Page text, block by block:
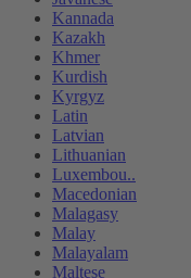
Kannada
Kazakh
Khmer
Kurdish
Kyrgyz
Latin
Latvian
Lithuanian
Luxembou..
Macedonian
Malagasy
Malay
Malayalam
Maltese